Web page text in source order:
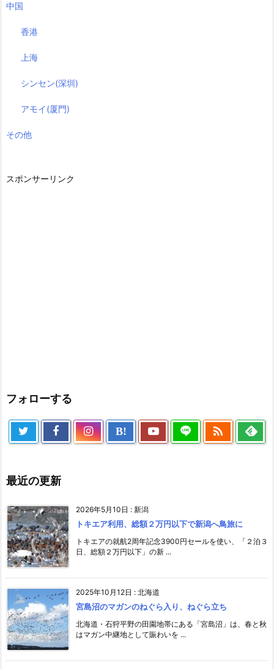
中国
香港
上海
シンセン(深圳)
アモイ(厦門)
その他
スポンサーリンク
フォローする
B! 
最近の更新
2026年5月10日 : 新潟
トキエア利用、総額２万円以下で新潟へ鳥旅に
トキエアの就航2周年記念3900円セールを使い、「２泊３
日、総額２万円以下」の新 ...
2025年10月12日 : 北海道
宮島沼のマガンのねぐら入り、ねぐら立ち
北海道・石狩平野の田園地帯にある「宮島沼」は、春と秋
はマガン中継地として賑わいを ...